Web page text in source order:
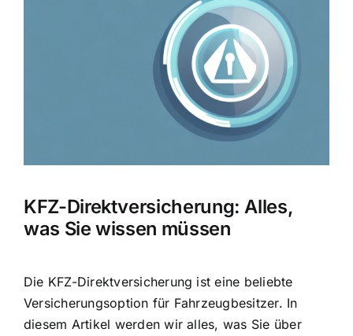
KFZ-Direktversicherung: Alles,
was Sie wissen müssen
Die KFZ-Direktversicherung ist eine beliebte
Versicherungsoption für Fahrzeugbesitzer. In
diesem Artikel werden wir alles, was Sie über